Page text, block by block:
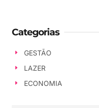
Categorias
GESTÃO
LAZER
ECONOMIA